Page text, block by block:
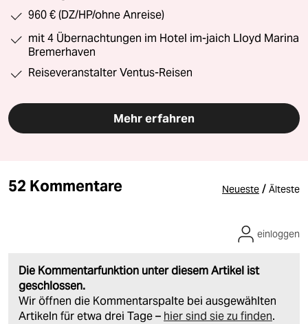
960 € (DZ/HP/ohne Anreise)
mit 4 Übernachtungen im Hotel im-jaich Lloyd Marina
Bremerhaven
Reiseveranstalter Ventus-Reisen
Mehr erfahren
52 Kommentare Neueste / Älteste
Die Kommentarfunktion unter diesem Artikel ist
geschlossen.
Wir öffnen die Kommentarspalte bei ausgewählten
Artikeln für etwa drei Tage – hier sind sie zu finden.
einloggen